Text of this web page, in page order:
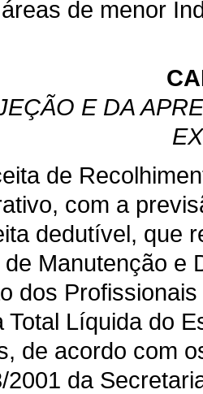
de menor
E DA
de
com a
dedutível, que
Manutenção e
dos
Total Líquida do
de acordo com
2001 da